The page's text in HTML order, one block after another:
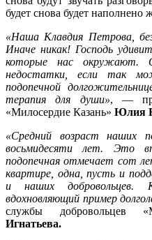
будет снова будет наполнено
«Наша Клавдия Петрова,
Иначе никак! Господь
которые нас окружают.
недостатки, если так
подопечной
терапия для души», —
«Милосердие Казань» Юлия
«Средний возраст наших
восьмидесяти лет. Это
подопечная отмечает сот
квартире, одна, пусть и
и наших добровольцев.
вдохновляющий пример
службы добровольцев
Игнатьева.